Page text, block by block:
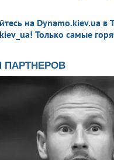
на Dynamo.kiev.ua в
Только самые